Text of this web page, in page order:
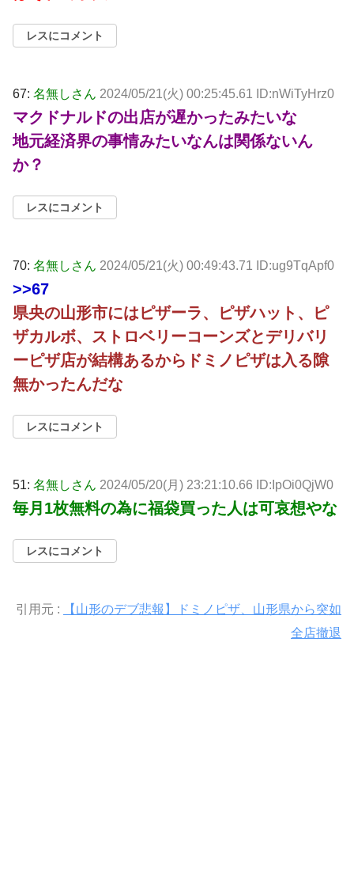
レスにコメント
67: 名無しさん 2024/05/21(火) 00:25:45.61 ID:nWiTyHrz0
マクドナルドの出店が遅かったみたいな
地元経済界の事情みたいなんは関係ないん
か？
レスにコメント
70: 名無しさん 2024/05/21(火) 00:49:43.71 ID:ug9TqApf0
>>67
県央の山形市にはピザーラ、ピザハット、ピ
ザカルボ、ストロベリーコーンズとデリバリ
ーピザ店が結構あるからドミノピザは入る隙
無かったんだな
レスにコメント
51: 名無しさん 2024/05/20(月) 23:21:10.66 ID:IpOi0QjW0
毎月1枚無料の為に福袋買った人は可哀想やな
レスにコメント
引用元 :
【山形のデブ悲報】ドミノピザ、山形県から突如
全店撤退